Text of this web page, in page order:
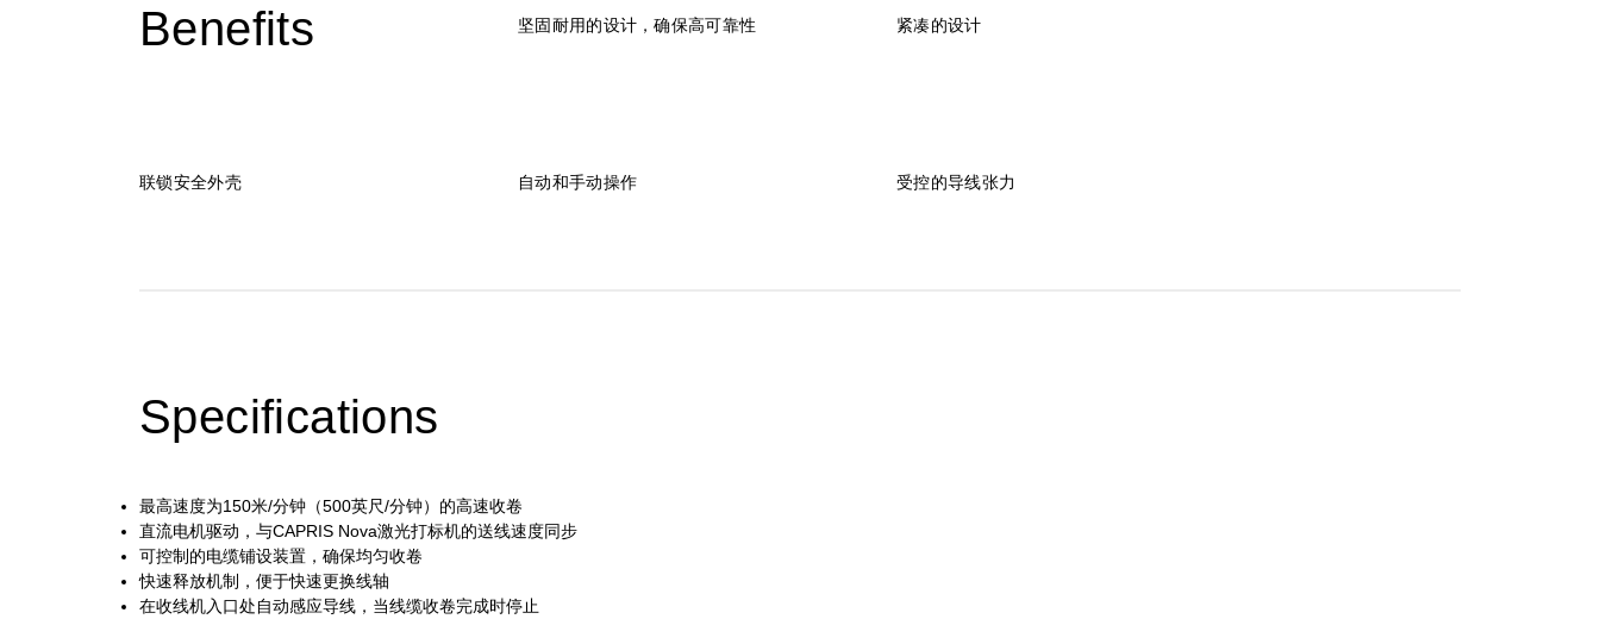
Benefits 坚固耐用的设计，确保高可靠性 紧凑的设计
联锁安全外壳 自动和手动操作 受控的导线张力
Specifications
最高速度为150米/分钟（500英尺/分钟）的高速收卷
直流电机驱动，与CAPRIS Nova激光打标机的送线速度同步
可控制的电缆铺设装置，确保均匀收卷
快速释放机制，便于快速更换线轴
在收线机入口处自动感应导线，当线缆收卷完成时停止